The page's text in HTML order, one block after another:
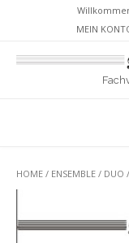
MEIN
HOME / ENSEMBLE / DUO